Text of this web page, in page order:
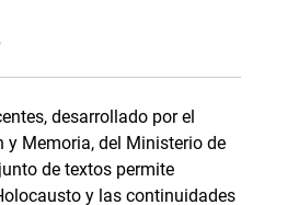
desarrollado por el
y Memoria, del Ministerio de
de textos permite
y las continuidades